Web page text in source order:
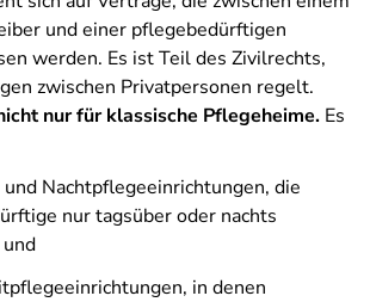
und einer pflegebedürftigen
werden. Es ist Teil des Zivilrechts,
zwischen Privatpersonen regelt.
nur für klassische Pflegeheime. Es
Nachtpflegeeinrichtungen, die
nur tagsüber oder nachts
in denen